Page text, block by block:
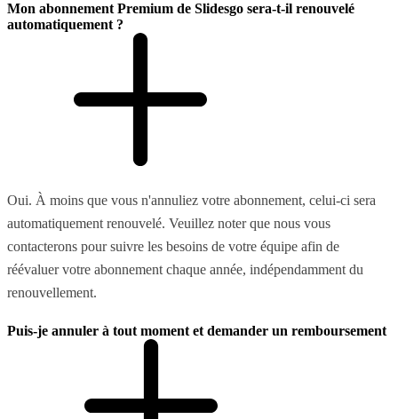
Mon abonnement Premium de Slidesgo sera-t-il renouvelé
automatiquement ?
Oui. À moins que vous n'annuliez votre abonnement, celui-ci sera
automatiquement renouvelé. Veuillez noter que nous vous
contacterons pour suivre les besoins de votre équipe afin de
réévaluer votre abonnement chaque année, indépendamment du
renouvellement.
Puis-je annuler à tout moment et demander un remboursement